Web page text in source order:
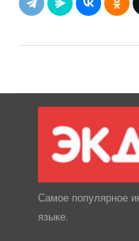
Самое популярное
языке.